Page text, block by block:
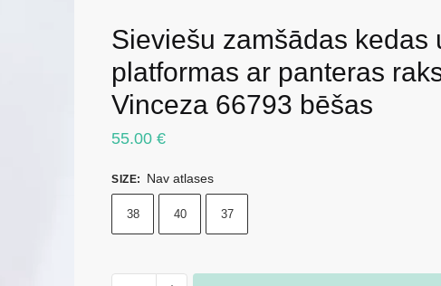
Sieviešu zamšādas kedas
platformas ar panteras
Vinceza 66793 bēšas
55.00€
SIZE: Nav atlases
38 40 37